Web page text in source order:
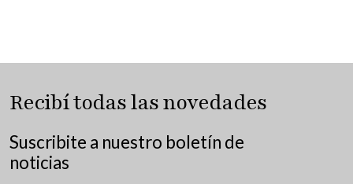
Recibí todas las novedades
Suscribite a nuestro boletín de
noticias